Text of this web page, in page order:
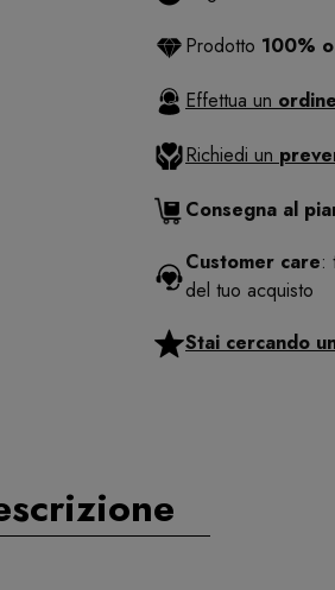
Prodotto 100%
Effettua un
Richiedi un
Consegna al
Customer care:
del tuo acquisto
Stai cercando